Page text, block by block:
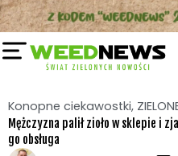
Przejdź
do
treści
Konopne ciekawostki,
Mężczyzna palił zioło w sklepie i
go obsługa